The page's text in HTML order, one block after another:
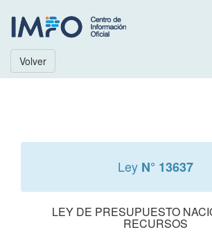
Volver
Ley N° 13637
LEY DE PRESUPUESTO
RECURSOS